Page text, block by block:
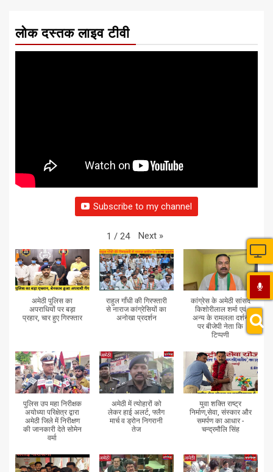
लोक दस्तक लाइव टीवी
Subscribe to my channel
1 / 24 Next »
अमेठी पुलिस का
अपराधियों पर बड़ा
प्रहार, चार हुए गिरफ्तार
राहुल गाँधी की गिरफ्तारी
से नाराज कांग्रेसियों का
अनोखा प्रदर्शन
कांग्रेस के अमेठी सांसद
किशोरीलाल शर्मा एवं
अन्य के रामलला दर्शन
पर बीजेपी नेता कि
टिप्पणी
पुलिस उप महा निरीक्षक
अयोध्या परिक्षेत्र द्वारा
अमेठी जिले में निरीक्षण
की जानकारी देते सोमेन
वर्मा
अमेठी में त्योहारों को
लेकर हाई अलर्ट, फ्लैग
मार्च व ड्रोन निगरानी
तेज
युवा शक्ति राष्ट्र
निर्माण,सेवा, संस्कार और
समर्पण का आधार -
चन्द्रमौलि सिंह